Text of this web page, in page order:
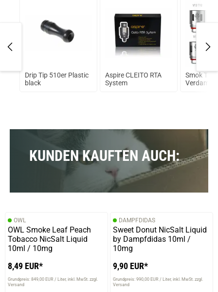
Drip Tip 510er Plastic
black
Aspire CLEITO RTA
System
Smok
KUNDEN KAUFTEN AUCH:
OWL
OWL Smoke Leaf Peach
Tobacco NicSalt Liquid
10ml / 10mg
8,49 EUR*
Grundpreis: 849,00 EUR / Liter inkl. MwSt. zzgl.
Versand
DAMPFDIDAS
Sweet Donut NicSalt Liquid
by Dampfdidas 10ml /
10mg
9,90 EUR*
Grundpreis: 990,00 EUR / Liter inkl. MwSt. zzgl.
Versand